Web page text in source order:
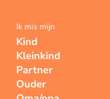
Ik mis mijn
Kind
Kleinkind
Partner
Ouder